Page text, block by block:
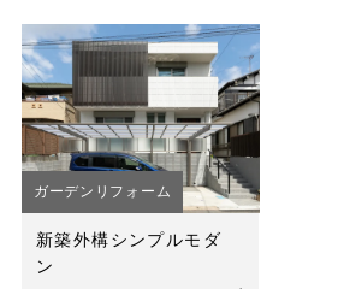
会社概要
店舗案内
スタッフ紹介
プライバシーポリシー
サイトマップ
ガーデンリフォーム
新築外構シンプルモダ
ン